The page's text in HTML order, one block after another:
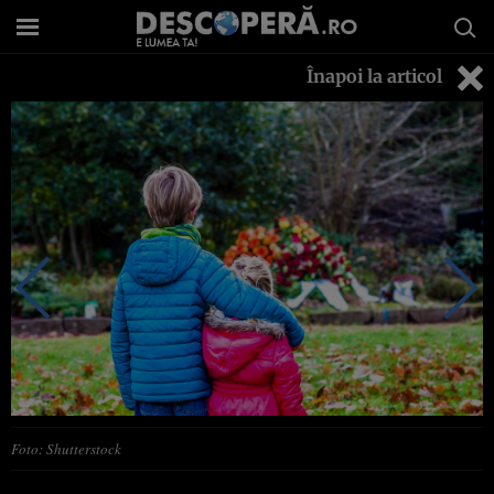
Înapoi la articol
Foto: Shutterstock